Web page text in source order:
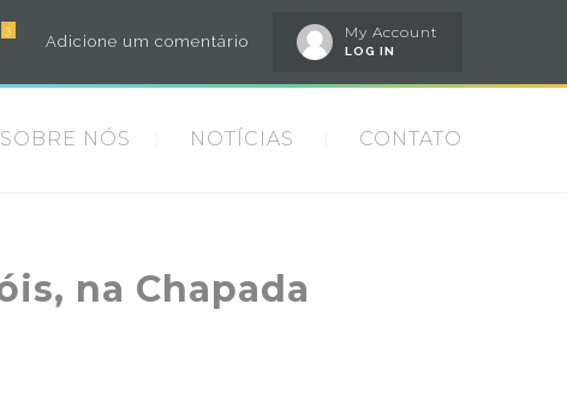
My Account
LOG IN
Adicione um comentário
3
SOBRE NÓS NOTÍCIAS CONTATO
na Chapada